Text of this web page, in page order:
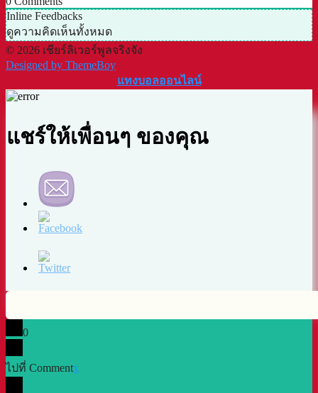
Inline Feedbacks
ดูความคิดเห็นทั้งหมด
© 2026 เชียร์ลิเวอร์พูลจริงจัง
Designed by ThemeBoy
แทงบอลออนไลน์
แชร์ให้เพื่อนๆ ของคุณ
0
ไปที่ Commentx